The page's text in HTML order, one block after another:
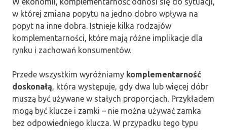
w której zmiana popytu na jedno dobro wpływa na
popyt na inne dobra. Istnieje kilka rodzajów
komplementarności, które mają różne implikacje dla
rynku i zachowań konsumentów.
Przede wszystkim wyróżniamy komplementarność
doskonałą, która występuje, gdy dwa lub więcej dóbr
muszą być używane w stałych proporcjach. Przykładem
mogą być klucze i zamki – nie można używać zamka
bez odpowiedniego klucza. W przypadku tego typu